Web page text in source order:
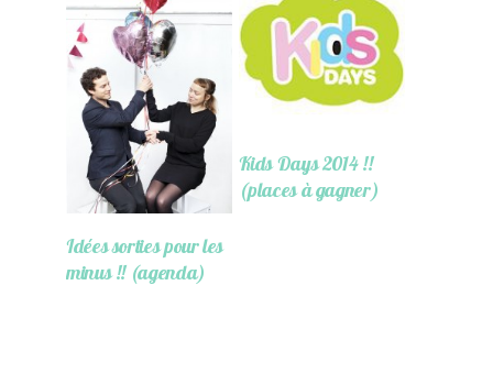
Idées sorties pour les
minus !! (agenda)
Kids Days 2014 !!
(places à gagner)